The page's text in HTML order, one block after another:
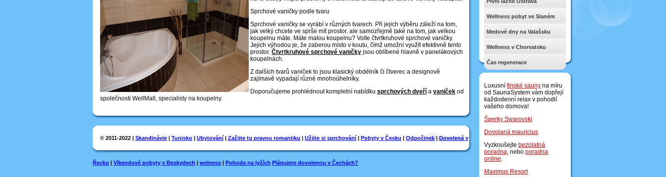
Sprchové vaničky podle tvaru
Sprchové vaničky se vyrábí v různých tvarech. Při jejich výběru záleží na tom,
jak velký chcete ve sprše mít prostor, ale samozřejmě také na tom, jak velkou
koupelnu máte. Máte malou koupelnu? Volte čtvrtkruhové sprchové vaničky.
Jejich výhodou je, že zaberou místo v koutu, čímž umožní využít efektivně tento
prostor. Čtvrtkruhové sprchové vaničky jsou oblíbené hlavně v panelákových
koupelnách.
Z dalších tvarů vaniček to jsou klasický obdélník či čtverec a designově
zajímavě vypadají různé mnohoúhelníky.
Doporučujeme prohlédnout kompletní nabídku sprchových dveří a vaniček od
společnosti WellMall, specialisty na koupelny.
© 2011-2022 | Skandinávie Tunisko Ubytování Zažijte tu pravou romantiku Užijte si sprchování Pobyty v Česku Odpočinek|Dovolená v
Řecku Víkendové pobyty v Beskydech welness Pohoda na lyžích Plánujete dovolenou v Čechách?
Wellness pobyt ve Slaném
Medové dny na Valašsku
Wellness v Chorvatsku
Čas regenerace
Luxusní finské sauny na míru
od SaunaSystem vám dopřejí
každodenní relax v pohodlí
vašeho domova!
Šperky Swarovski
Dovolaná mauricius
Vyzkoušejte bezplatná
poradna, nebo poradna
online.
Maximus Resort